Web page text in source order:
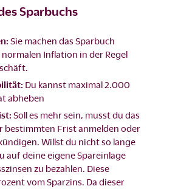
Sparbuchs
Sie machen das Sparbuch
Inflation in der Regel
Du kannst maximal 2.000
abheben
Soll es mehr sein, musst du das
bestimmten Frist anmelden oder
Willst du nicht so lange
auf deine eigene Spareinlage
zu bezahlen. Diese
vom Sparzins. Da dieser